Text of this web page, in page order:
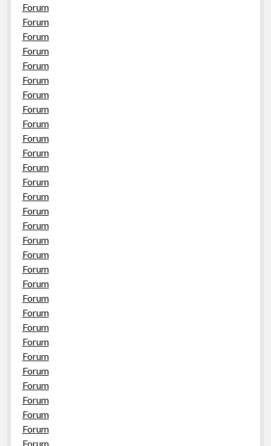
Forum
Forum
Forum
Forum
Forum
Forum
Forum
Forum
Forum
Forum
Forum
Forum
Forum
Forum
Forum
Forum
Forum
Forum
Forum
Forum
Forum
Forum
Forum
Forum
Forum
Forum
Forum
Forum
Forum
Forum
Forum